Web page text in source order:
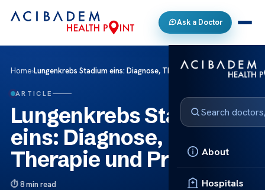
Ask a Doctor
About
Hospitals
Home›Lungenkrebs Stadium eins: Diagnose, Therapie und Prognose
ARTICLE
Lungenkrebs Stadium
eins: Diagnose,
Therapie und Prognose
8 min read